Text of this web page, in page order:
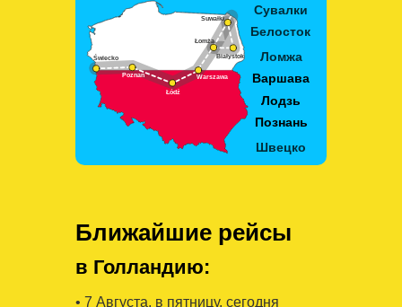
Ближайшие рейсы
в Голландию:
• 7 Августa, в пятницу, сегодня